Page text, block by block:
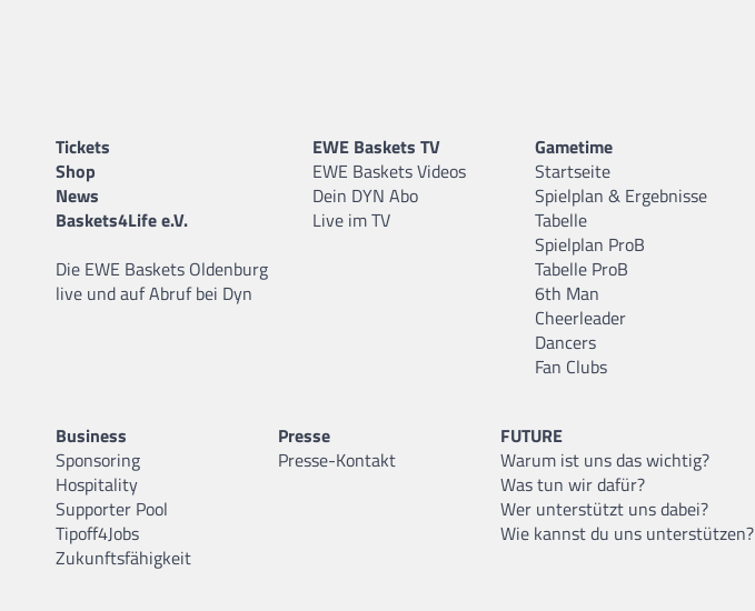
Tickets
Shop
News
Baskets4Life e.V.
Die EWE Baskets Oldenburg
live und auf Abruf bei Dyn
EWE Baskets TV
EWE Baskets Videos
Dein DYN Abo
Live im TV
Gametime
Startseite
Spielplan & Ergebnisse
Tabelle
Spielplan ProB
Tabelle ProB
6th Man
Cheerleader
Dancers
Fan Clubs
Business
Sponsoring
Hospitality
Supporter Pool
Tipoff4Jobs
Zukunftsfähigkeit
Presse
Presse-Kontakt
FUTURE
Warum ist uns das wichtig?
Was tun wir dafür?
Wer unterstützt uns dabei?
Wie kannst du uns unterstützen?